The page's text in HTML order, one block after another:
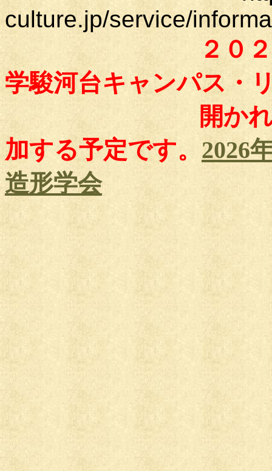
culture.jp/service/
２０２６年８
学駿河台キャンパス・
開かれるアジ
加する予定です。 2026
造形学会